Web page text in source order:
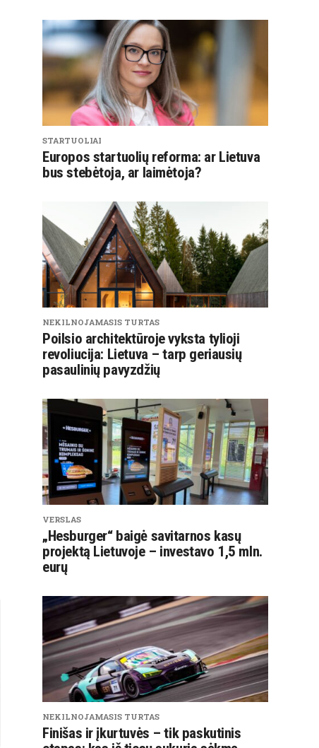
STARTUOLIAI
Europos startuolių reforma: ar Lietuva
bus stebėtoja, ar laimėtoja?
NEKILNOJAMASIS TURTAS
Poilsio architektūroje vyksta tylioji
revoliucija: Lietuva – tarp geriausių
pasaulinių pavyzdžių
VERSLAS
„Hesburger“ baigė savitarnos kasų
projektą Lietuvoje – investavo 1,5 mln.
eurų
NEKILNOJAMASIS TURTAS
Finišas ir įkurtuvės – tik paskutinis